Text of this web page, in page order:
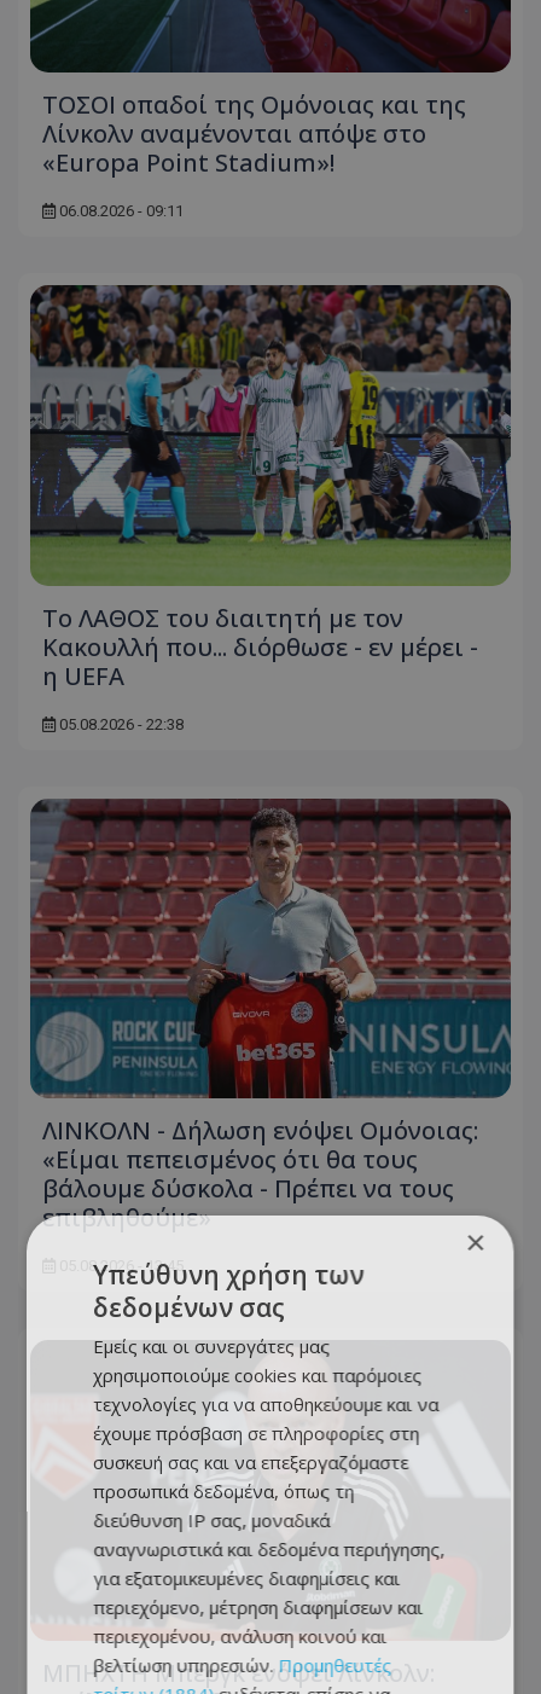
ΤΟΣΟΙ οπαδοί της Ομόνοιας και της
Λίνκολν αναμένονται απόψε στο
«Europa Point Stadium»!
06.08.2026 - 09:11
Το ΛΑΘΟΣ του διαιτητή με τον
Κακουλλή που... διόρθωσε - εν μέρει -
η UEFA
05.08.2026 - 22:38
ΛΙΝΚΟΛΝ - Δήλωση ενόψει Ομόνοιας:
«Είμαι πεπεισμένος ότι θα τους
βάλουμε δύσκολα - Πρέπει να τους
επιβληθούμε»
05.08.2026 - 13:45
ΜΠΗΧΤΗ Μπεργκ ενόψει Λίνκολν:
×
Υπεύθυνη χρήση των
δεδομένων σας
Εμείς και οι συνεργάτες μας
χρησιμοποιούμε cookies και παρόμοιες
τεχνολογίες για να αποθηκεύουμε και να
έχουμε πρόσβαση σε πληροφορίες στη
συσκευή σας και να επεξεργαζόμαστε
προσωπικά δεδομένα, όπως τη
διεύθυνση IP σας, μοναδικά
αναγνωριστικά και δεδομένα περιήγησης,
για εξατομικευμένες διαφημίσεις και
περιεχόμενο, μέτρηση διαφημίσεων και
περιεχομένου, ανάλυση κοινού και
βελτίωση υπηρεσιών. Προμηθευτές